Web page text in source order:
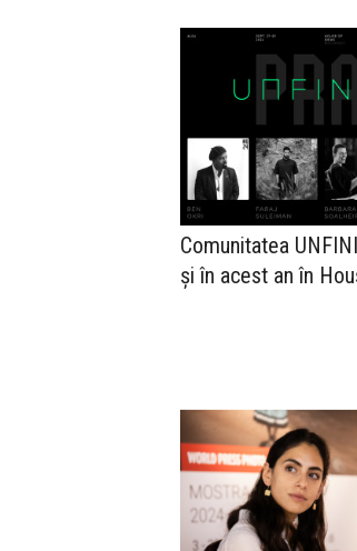
Comunitatea
și în acest an în